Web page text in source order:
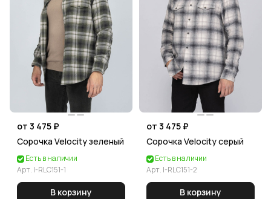
от 3 475 ₽
Сорочка Velocity зеленый
Есть в наличии
Арт. I-RLC151-1
В корзину
от 3 475 ₽
Сорочка Velocity серый
Есть в наличии
Арт. I-RLC151-2
В корзину